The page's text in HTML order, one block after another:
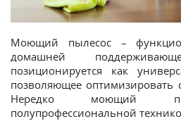
Моющий пылесос –
домашней
позиционируется как
позволяющее оптимизировать
Нередко моющий
полупрофессиональной